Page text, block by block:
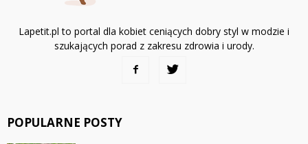
Lapetit.pl to portal dla kobiet ceniących dobry styl w modzie i
szukających porad z zakresu zdrowia i urody.
POPULARNE POSTY